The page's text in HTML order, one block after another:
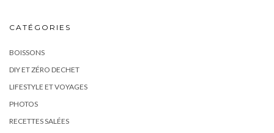
CATÉGORIES
BOISSONS
DIY ET ZÉRO DECHET
LIFESTYLE ET VOYAGES
PHOTOS
RECETTES SALÉES